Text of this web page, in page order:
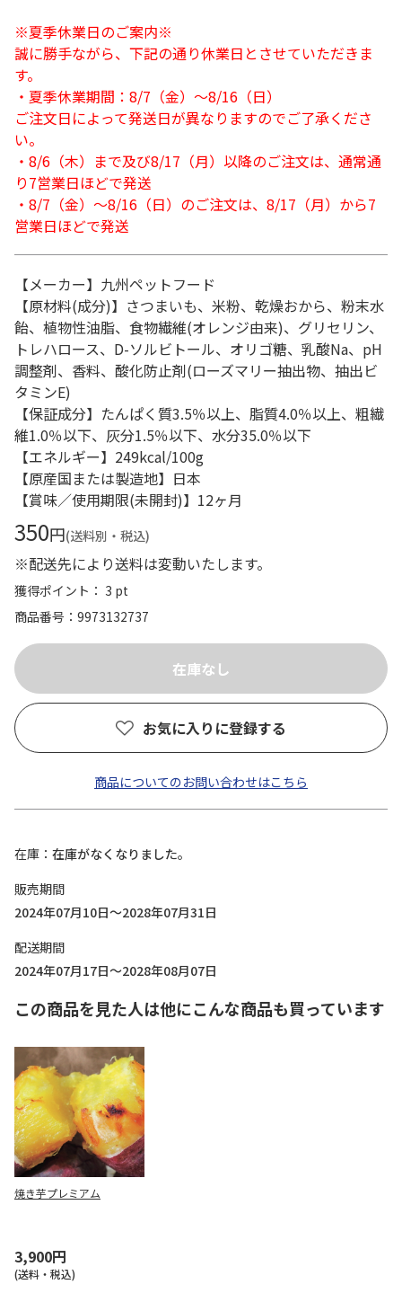
※夏季休業日のご案内※
誠に勝手ながら、下記の通り休業日とさせていただきま
す。
・夏季休業期間：8/7（金）～8/16（日）
ご注文日によって発送日が異なりますのでご了承くださ
い。
・8/6（木）まで及び8/17（月）以降のご注文は、通常通
り7営業日ほどで発送
・8/7（金）～8/16（日）のご注文は、8/17（月）から7
営業日ほどで発送
【メーカー】九州ペットフード
【原材料(成分)】さつまいも、米粉、乾燥おから、粉末水
飴、植物性油脂、食物繊維(オレンジ由来)、グリセリン、
トレハロース、D-ソルビトール、オリゴ糖、乳酸Na、pH
調整剤、香料、酸化防止剤(ローズマリー抽出物、抽出ビ
タミンE)
【保証成分】たんぱく質3.5％以上、脂質4.0％以上、粗繊
維1.0％以下、灰分1.5％以下、水分35.0％以下
【エネルギー】249kcal/100g
【原産国または製造地】日本
【賞味／使用期限(未開封)】12ヶ月
350円(送料別・税込)
※配送先により送料は変動いたします。
獲得ポイント： 3 pt
商品番号
9973132737
お気に入りに登録する
商品についてのお問い合わせはこちら
在庫
在庫がなくなりました。
販売期間
2024年07月10日～2028年07月31日
配送期間
2024年07月17日～2028年08月07日
この商品を見た人は他にこんな商品も買っています
焼き芋プレミアム
3,900円
(送料・税込)